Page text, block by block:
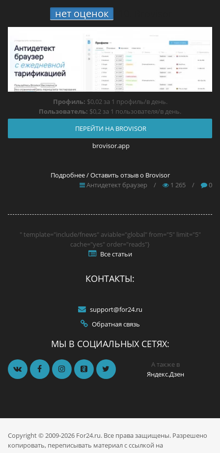
нет оценок
Профиль: $0,02 за 1 профиль/в день.
Пользователь: $0,2 за 1 пользователя/в день.
ПЕРЕЙТИ НА BROVISOR
brovisor.app
Подробнее / Оставить отзыв о Brovisor
Антидетект браузер
/ 1 265 / 0
" template="include/fnews" aviable="global" from="5" limit="5"
cache="yes" order="reads"}
Все статьи
КОНТАКТЫ:
support@for24.ru
Обратная связь
МЫ В СОЦИАЛЬНЫХ СЕТЯХ:
А также в
Яндекс.Дзен
Copyright © 2009-2026 For24.ru. Все права защищены. Разрешено
копировать, переписывать материал с ссылкой на